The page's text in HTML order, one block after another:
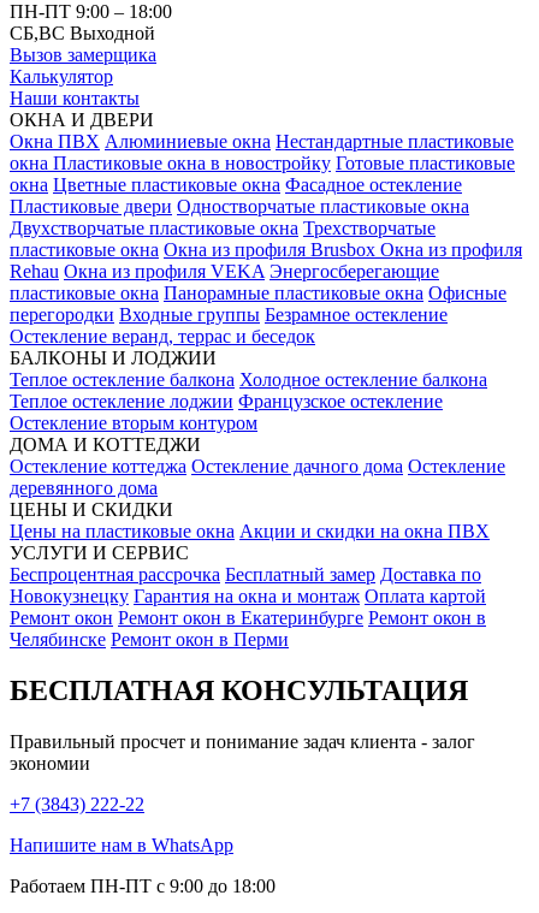
ПН-ПТ 9:00 – 18:00
СБ,ВС Выходной
Вызов замерщика
Калькулятор
Наши контакты
ОКНА И ДВЕРИ
Окна ПВХ Алюминиевые окна Нестандартные пластиковые
окна Пластиковые окна в новостройку Готовые пластиковые
окна Цветные пластиковые окна Фасадное остекление
Пластиковые двери Одностворчатые пластиковые окна
Двухстворчатые пластиковые окна Трехстворчатые
пластиковые окна Окна из профиля Brusbox Окна из профиля
Rehau Окна из профиля VEKA Энергосберегающие
пластиковые окна Панорамные пластиковые окна Офисные
перегородки Входные группы Безрамное остекление
Остекление веранд, террас и беседок
БАЛКОНЫ И ЛОДЖИИ
Теплое остекление балкона Холодное остекление балкона
Теплое остекление лоджии Французское остекление
Остекление вторым контуром
ДОМА И КОТТЕДЖИ
Остекление коттеджа Остекление дачного дома Остекление
деревянного дома
ЦЕНЫ И СКИДКИ
Цены на пластиковые окна Акции и скидки на окна ПВХ
УСЛУГИ И СЕРВИС
Беспроцентная рассрочка Бесплатный замер Доставка по
Новокузнецку Гарантия на окна и монтаж Оплата картой
Ремонт окон Ремонт окон в Екатеринбурге Ремонт окон в
Челябинске Ремонт окон в Перми
БЕСПЛАТНАЯ КОНСУЛЬТАЦИЯ
Правильный просчет и понимание задач клиента - залог
экономии
+7 (3843) 222-22
Напишите нам в WhatsApp
Работаем ПН-ПТ с 9:00 до 18:00